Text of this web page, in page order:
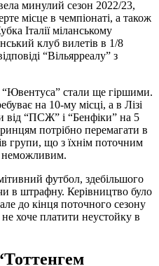
минулий сезон 2022/23,
місце в чемпіонаті, а також
Італії міланському
клуб вилетів в 1/8
“Вільярреалу” з
стали ще гіршими.
на 10-му місці, а в Лізі
від “ПСЖ” і “Бенфіки” на 5
потрібно перемагати в
групи, що з їхнім поточним
неможливим.
футбол, здебільшого
в штрафну. Керівництво було
до кінця поточного сезону
хоче платити неустойку в